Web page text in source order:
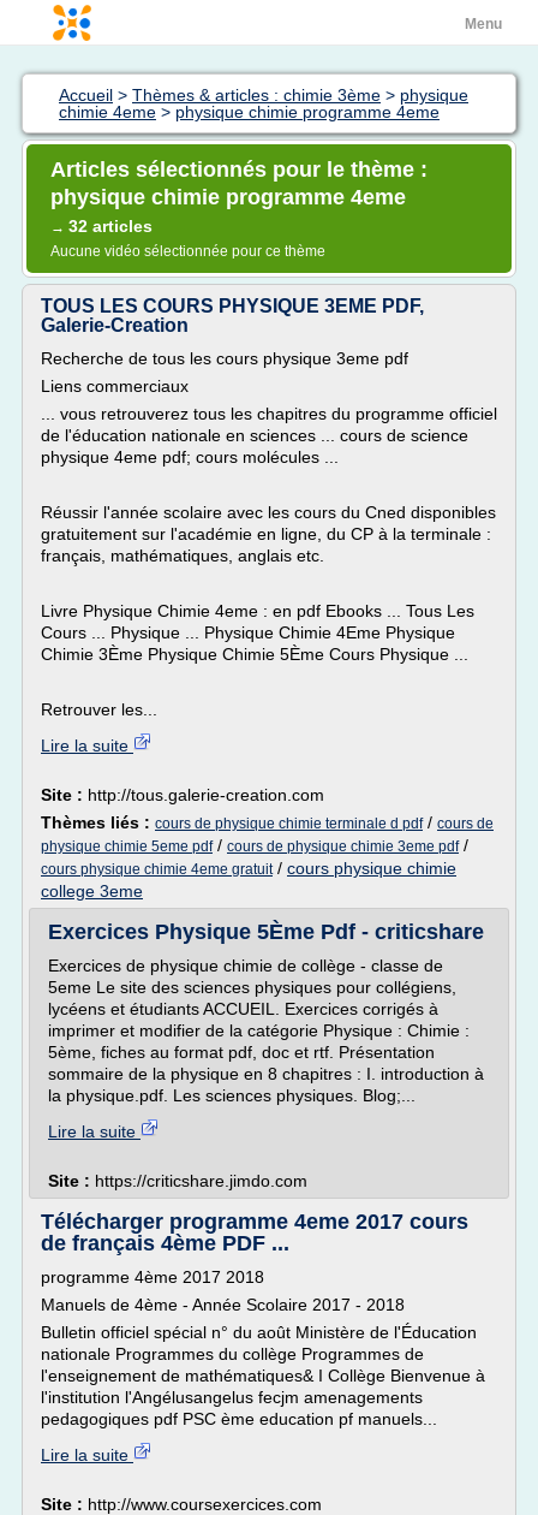
Menu
Accueil > Thèmes & articles : chimie 3ème > physique
chimie 4eme > physique chimie programme 4eme
Articles sélectionnés pour le thème :
physique chimie programme 4eme
→ 32 articles
Aucune vidéo sélectionnée pour ce thème
TOUS LES COURS PHYSIQUE 3EME PDF,
Galerie-Creation
Recherche de tous les cours physique 3eme pdf
Liens commerciaux
... vous retrouverez tous les chapitres du programme officiel
de l'éducation nationale en sciences ... cours de science
physique 4eme pdf; cours molécules ...
Réussir l'année scolaire avec les cours du Cned disponibles
gratuitement sur l'académie en ligne, du CP à la terminale :
français, mathématiques, anglais etc.
Livre Physique Chimie 4eme : en pdf Ebooks ... Tous Les
Cours ... Physique ... Physique Chimie 4Eme Physique
Chimie 3Ème Physique Chimie 5Ème Cours Physique ...
Retrouver les...
Lire la suite
Site : http://tous.galerie-creation.com
Thèmes liés : cours de physique chimie terminale d pdf/ cours de
physique chimie 5eme pdf/ cours de physique chimie 3eme pdf/
cours physique chimie 4eme gratuit/ cours physique chimie
college 3eme
Exercices Physique 5Ème Pdf - criticshare
Exercices de physique chimie de collège - classe de
5eme Le site des sciences physiques pour collégiens,
lycéens et étudiants ACCUEIL. Exercices corrigés à
imprimer et modifier de la catégorie Physique : Chimie :
5ème, fiches au format pdf, doc et rtf. Présentation
sommaire de la physique en 8 chapitres : I. introduction à
la physique.pdf. Les sciences physiques. Blog;...
Lire la suite
Site : https://criticshare.jimdo.com
Télécharger programme 4eme 2017 cours
de français 4ème PDF ...
programme 4ème 2017 2018
Manuels de 4ème - Année Scolaire 2017 - 2018
Bulletin officiel spécial n° du août Ministère de l'Éducation
nationale Programmes du collège Programmes de
l'enseignement de mathématiques& I Collège Bienvenue à
l'institution l'Angélusangelus fecjm amenagements
pedagogiques pdf PSC ème education pf manuels...
Lire la suite
Site : http://www.coursexercices.com